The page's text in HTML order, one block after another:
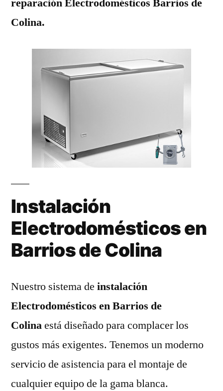
Colina.
Instalación
Electrodomésticos en
Barrios de Colina
Nuestro sistema de instalación
Electrodomésticos en Barrios de
Colinaestá diseñado para complacer los
gustos más exigentes. Tenemos un moderno
servicio de asistencia para el montaje de
cualquier equipo de la gama blanca.